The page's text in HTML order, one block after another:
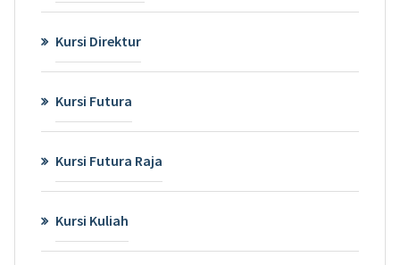
Kursi Direktur
Kursi Futura
Kursi Futura Raja
Kursi Kuliah